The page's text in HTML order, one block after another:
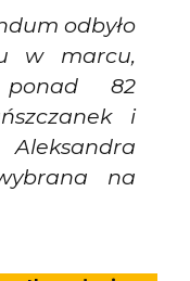
odbyło
w marcu,
ponad 82
i
na